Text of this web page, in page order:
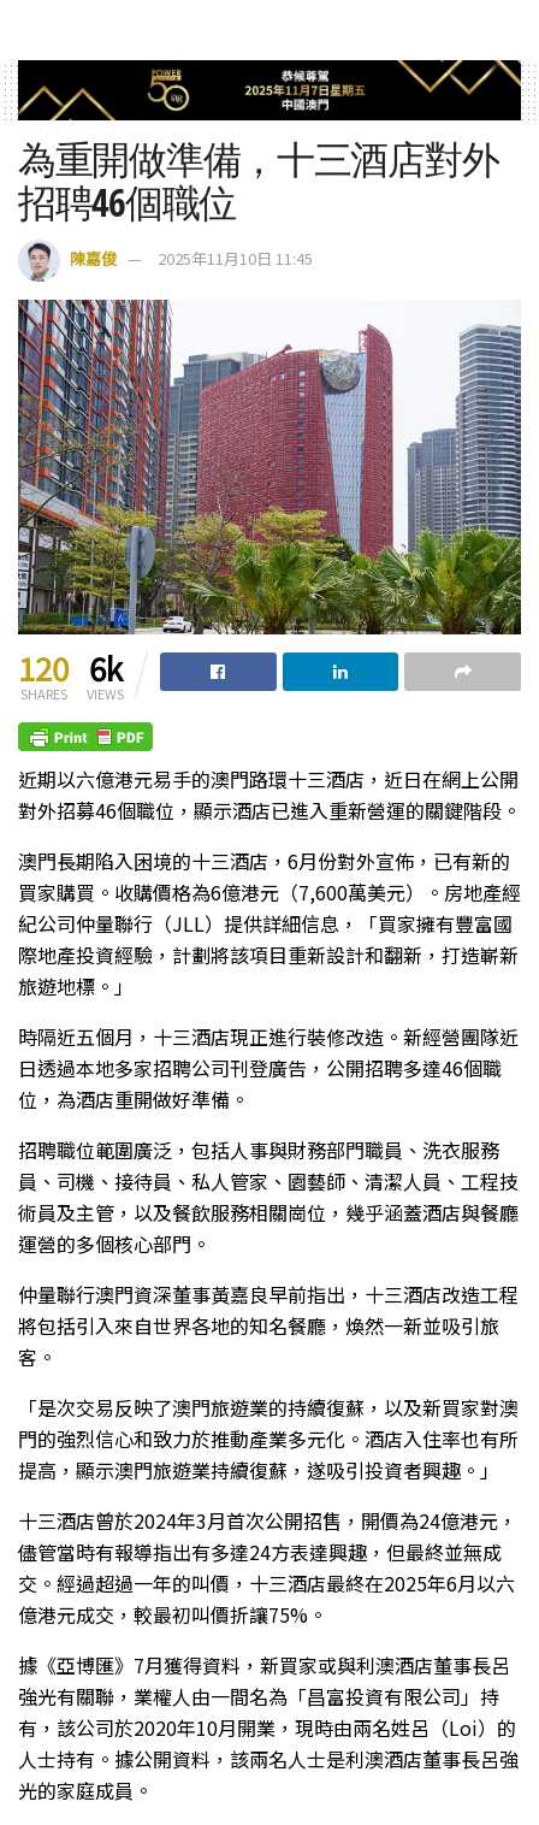
為重開做準備，十三酒店對外
招聘46個職位
陳嘉俊 2025年11月10日 11:45
120
SHARES
6k
VIEWS
近期以六億港元易手的澳門路環十三酒店，近日在網上公開
對外招募46個職位，顯示酒店已進入重新營運的關鍵階段。
澳門長期陷入困境的十三酒店，6月份對外宣佈，已有新的
買家購買。收購價格為6億港元（7,600萬美元）。房地產經
紀公司仲量聯行（JLL）提供詳細信息，「買家擁有豐富國
際地產投資經驗，計劃將該項目重新設計和翻新，打造嶄新
旅遊地標。」
時隔近五個月，十三酒店現正進行裝修改造。新經營團隊近
日透過本地多家招聘公司刊登廣告，公開招聘多達46個職
位，為酒店重開做好準備。
招聘職位範圍廣泛，包括人事與財務部門職員、洗衣服務
員、司機、接待員、私人管家、園藝師、清潔人員、工程技
術員及主管，以及餐飲服務相關崗位，幾乎涵蓋酒店與餐廳
運營的多個核心部門。
仲量聯行澳門資深董事黃嘉良早前指出，十三酒店改造工程
將包括引入來自世界各地的知名餐廳，煥然一新並吸引旅
客。
「是次交易反映了澳門旅遊業的持續復蘇，以及新買家對澳
門的強烈信心和致力於推動產業多元化。酒店入住率也有所
提高，顯示澳門旅遊業持續復蘇，遂吸引投資者興趣。」
十三酒店曾於2024年3月首次公開招售，開價為24億港元，
儘管當時有報導指出有多達24方表達興趣，但最終並無成
交。經過超過一年的叫價，十三酒店最終在2025年6月以六
億港元成交，較最初叫價折讓75%。
據《亞博匯》7月獲得資料，新買家或與利澳酒店董事長呂
強光有關聯，業權人由一間名為「昌富投資有限公司」持
有，該公司於2020年10月開業，現時由兩名姓呂（Loi）的
人士持有。據公開資料，該兩名人士是利澳酒店董事長呂強
光的家庭成員。